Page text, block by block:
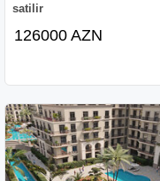
satilir
126000 AZN